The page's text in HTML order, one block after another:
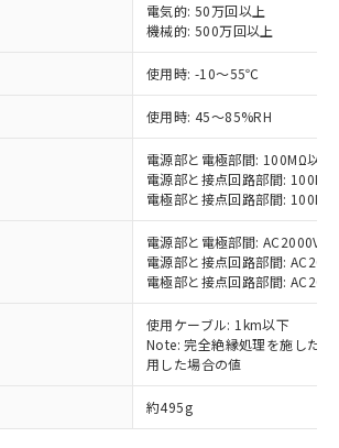
電気的: 50万回以上
機械的: 500万回以上
使用時: -10～55℃
使用時: 45～85%RH
電源部と電極部間: 100MΩ以
電源部と接点回路部間:
電極部と接点回路部間:
電源部と電極部間: AC2000V
電源部と接点回路部間:
電極部と接点回路部間:
使用ケーブル: 1km以下
Note: 完全絶縁処理を施した
用した場合の値
約495g
ービスは、当社制御機器事業取扱
の当社在庫状況および標準価格
抜)を提供させていただくもので
制御機器事業取扱商品の中には、
ービスの対象外となる商品もある
をご了承ください。
状況および標準価格照会結果は、
している更新日時点での社内デー
基づき作成されるものであり、閲
れた時点での実際の在庫および標
格とは異なる場合があることをご
な納期状況および標準価格はお客
お取引先、またはお客様担当のオ
ン制御機器販売店・当社販売員に
ロン制御機器販売店や当社販売拠
認中：EU RoHS指令（10物質）の
対応状況を調査中または確認中の
ライセンス料など無形物で、有
と関係のない商品です。
事情により、非含有部品として
、含有品と判明した場合などや
変更することがあります。
以下、 水銀(Hg) 1000ppm以下、 カド
(Cr(Ⅵ)) 1000ppm以下、ポリ臭化ビフェニル
以下、ポリ臭化ジフェニルエーテル類
以下、フタル酸ビス(2-エチルヘキシ
名：DOP) 1000ppm以下、フタル酸ブチ
BBP） 1000ppm以下、フタル酸ジブチル
以下、フタル酸ジイソブチル
指令で産業用監視および制御機器に対する
テル類の４物質については閾値を超える意
ないことを確認しています。
大均質材料含有率が中国RoHSの
下であることを示します。
大均質材料含有率が中国RoHSの
えていることを示します。
確認です。当社販売部門へお問
物質の基準値 (GB/T26572)：
、 Hg(水銀) : 1000ppm、 Cd(カドミウ
ロム) : 1000ppm、 PBBs(ポリ臭化ビフェ
、 PBDEs(ポリ臭化ジフェニルエーテ
、
酸ジブチル) : 1000ppm、 DIBP(フタル酸ジ
: 1000ppm、 BBP(フタル酸ブチルベンジ
ル酸ビス(2-エチルヘキシル)) : 1000ppm
は、これら貴社製品のうち、外国
および外国貿易法に定める商品
下｢規制貨物等」という）を輸出
は国外への提供する場合は、日本
府の輸出許可(または役務取引許
を取得するなどの必要な手続きを
は規制貨物を破棄する場合は、完
破砕するなど、違法に輸出されな
う必要な手段を講じます。
は貴社製品を、核兵器、ミサイ
化学兵器、生物兵器またはその他
並びにこれらの製造装置等に一切
一定数以上の在庫あり
一定数には満たないが在庫あり
在庫なし(最新の在庫状況につ
いては、お客様のお取引先、ま